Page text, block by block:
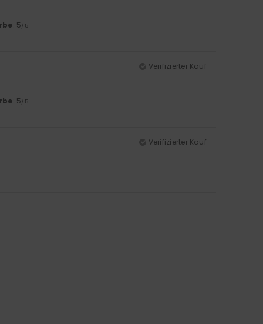
: 5/5
Verifizierter Kauf
: 5/5
Verifizierter Kauf